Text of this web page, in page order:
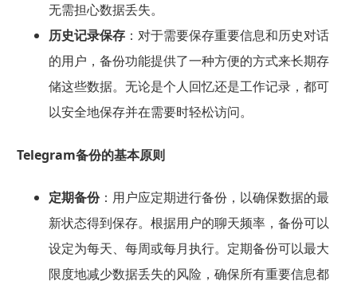
无需担心数据丢失。
历史记录保存：对于需要保存重要信息和历史对话
的用户，备份功能提供了一种方便的方式来长期存
储这些数据。无论是个人回忆还是工作记录，都可
以安全地保存并在需要时轻松访问。
Telegram备份的基本原则
定期备份：用户应定期进行备份，以确保数据的最
新状态得到保存。根据用户的聊天频率，备份可以
设定为每天、每周或每月执行。定期备份可以最大
限度地减少数据丢失的风险，确保所有重要信息都